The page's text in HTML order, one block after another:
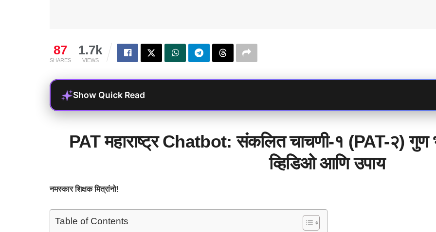
87
SHARES
1.7k
VIEWS
Show Quick Read
PAT महाराष्ट्र Chatbot: संकलित चाचणी-१ (PAT-२) गुण
व्हिडिओ आणि उपाय
नमस्कार शिक्षक मित्रांनो!
Table of Contents